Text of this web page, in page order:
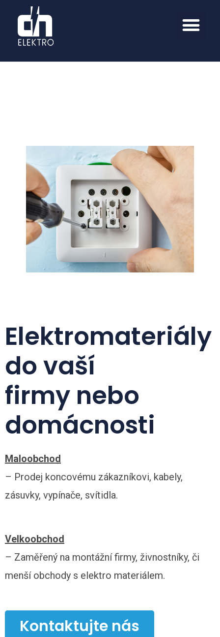
Elektromateriály
do vaší
firmy nebo
domácnosti
Maloobchod
– Prodej koncovému zákazníkovi, kabely,
zásuvky, vypínače, svítidla.
Velkoobchod
– Zaměřený na montážní firmy, živnostníky, či
menší obchody s elektro materiálem.
Kontaktujte nás